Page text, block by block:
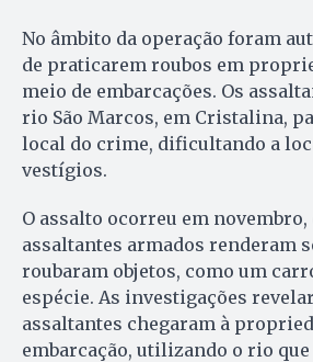
No âmbito da operação foram
de praticarem roubos em
meio de embarcações. Os
rio São Marcos, em Cristalina,
local do crime, dificultando a
vestígios.
O assalto ocorreu em novembro,
assaltantes armados renderam
roubaram objetos, como um
espécie. As investigações
assaltantes chegaram à
embarcação, utilizando o rio que